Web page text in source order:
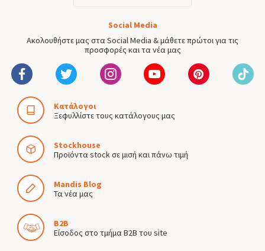
Social Media
Ακολουθήστε μας στα Social Media & μάθετε πρώτοι για τις
προσφορές και τα νέα μας
Κατάλογοι
Ξεφυλλίστε τους κατάλογους μας
Stockhouse
Προϊόντα stock σε μισή και πάνω τιμή
Mandis Blog
Τα νέα μας
B2B
Είσοδος στο τμήμα B2B του site